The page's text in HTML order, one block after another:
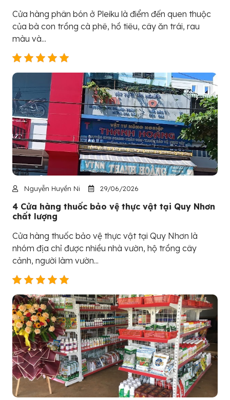
Cửa hàng phân bón ở Pleiku là điểm đến quen thuộc
của bà con trồng cà phê, hồ tiêu, cây ăn trái, rau
màu và...
Nguyễn Huyền Ni 29/06/2026
4 Cửa hàng thuốc bảo vệ thực vật tại Quy Nhơn
chất lượng
Cửa hàng thuốc bảo vệ thực vật tại Quy Nhơn là
nhóm địa chỉ được nhiều nhà vườn, hộ trồng cây
cảnh, người làm vườn...